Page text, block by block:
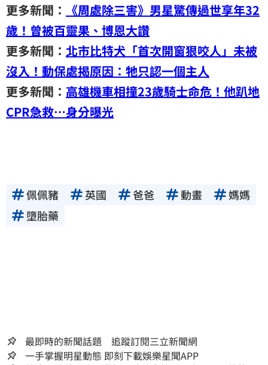
更多新聞：
《周處除三害》男星驚傳過世享年32
歲！曾被百靈果、博恩大讚
更多新聞： 北市比特犬「首次開窗狠咬人」未被
沒入！動保處揭原因：牠只認一個主人
更多新聞： 高雄機車相撞23歲騎士命危！他趴地
CPR急救…身分曝光
佩佩豬 英國 爸爸 動畫
媽媽
墮胎藥
最即時的新聞話題 追蹤訂閱三立新聞網
一手掌握明星動態 即刻下載娛樂星聞APP